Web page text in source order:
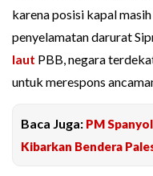
karena posisi kapal
penyelamatan darurat
laut PBB, negara
untuk merespons
Baca Juga: PM
Kibarkan Bendera